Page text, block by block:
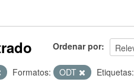
Ordenar por
Formatos: ODT Etiquetas: